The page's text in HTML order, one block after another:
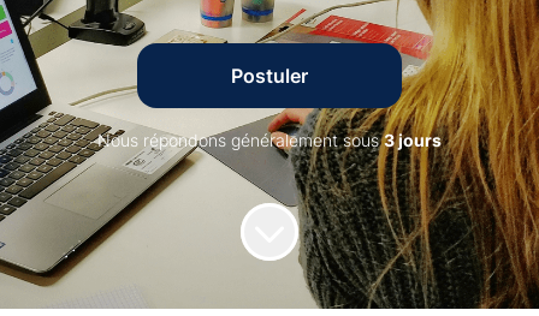
Postuler
Nous répondons généralement sous3 jours